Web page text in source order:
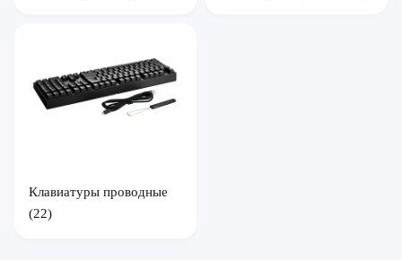
Клавиатуры проводные
(22)